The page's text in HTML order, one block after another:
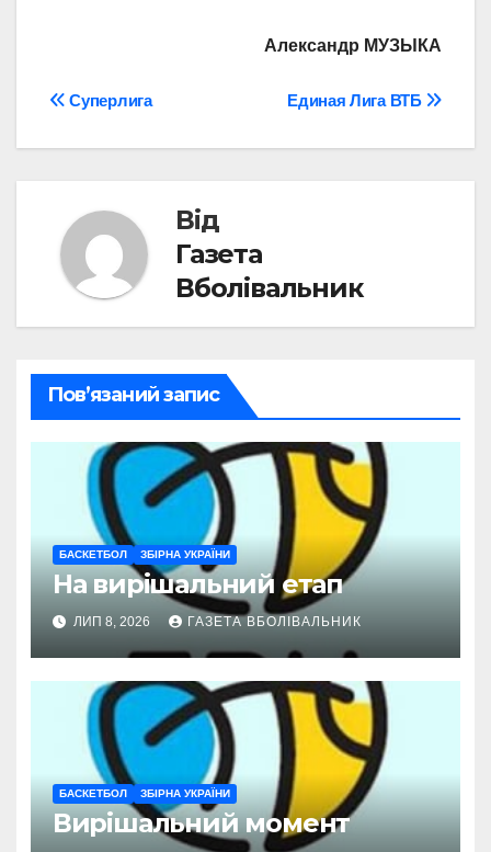
Александр МУЗЫКА
Навігація
записів
Единая Лига ВТБ
Суперлига
Від
Газета
Вболівальник
Пов’язаний запис
БАСКЕТБОЛ ЗБІРНА УКРАЇНИ
На вирішальний етап
ЛИП 8, 2026 ГАЗЕТА ВБОЛІВАЛЬНИК
БАСКЕТБОЛ ЗБІРНА УКРАЇНИ
Вирішальний момент